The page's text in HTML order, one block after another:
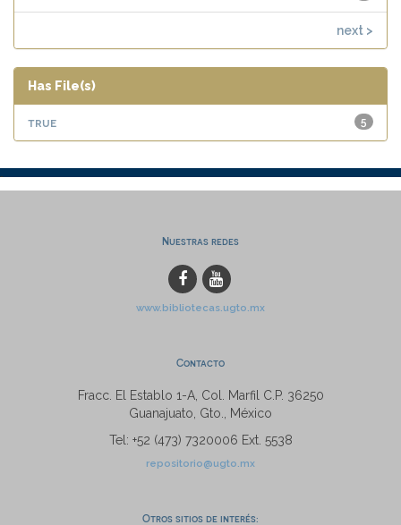
next >
Has File(s)
5
true
Nuestras redes
www.bibliotecas.ugto.mx
Contacto
Fracc. El Establo 1-A, Col. Marfil C.P. 36250
Guanajuato, Gto., México
Tel: +52 (473) 7320006 Ext. 5538
repositorio@ugto.mx
Otros sitios de interés: